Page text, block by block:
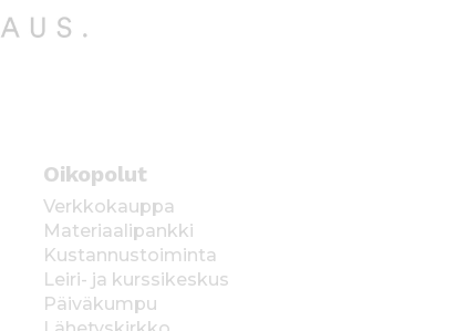
Oikopolut
Verkkokauppa
Materiaalipankki
Kustannustoiminta
Leiri- ja kurssikeskus
Päiväkumpu